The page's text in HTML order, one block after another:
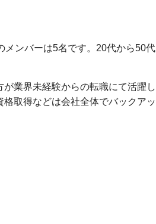
メンバーは5名です。20代から50代
業界未経験からの転職にて活躍し
取得などは会社全体でバックアッ